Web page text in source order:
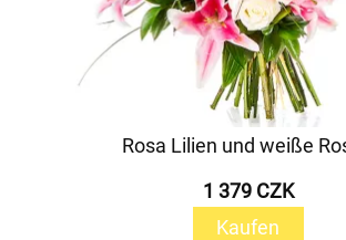
Rosa Lilien und weiße
1 379 CZK
Kaufen